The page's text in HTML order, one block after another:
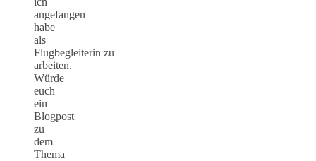
angefangen
habe
als
Flugbegleiterin zu
arbeiten.
Würde
euch
ein
Blogpost
zu
dem
Thema